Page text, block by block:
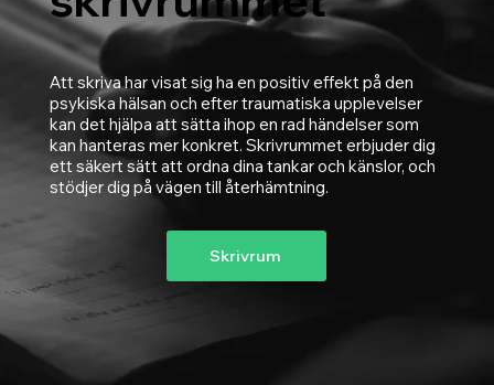
Skrivrum
Att skriva har visat sig ha en positiv effekt på den
psykiska hälsan och efter traumatiska upplevelser
kan det hjälpa att sätta ihop en rad händelser som
kan hanteras mer konkret. Skrivrummet erbjuder dig
ett säkert sätt att ordna dina tankar och känslor, och
stödjer dig på vägen till återhämtning.